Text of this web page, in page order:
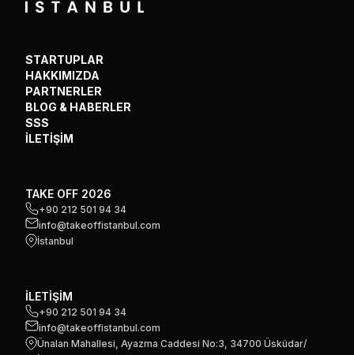
STARTUPLAR
HAKKIMIZDA
PARTNERLER
BLOG & HABERLER
SSS
İLETİŞİM
TAKE OFF 2026
+90 212 501 94 34
info@takeoffistanbul.com
İstanbul
İLETİŞİM
+90 212 501 94 34
info@takeoffistanbul.com
Ünalan Mahallesi, Ayazma Caddesi No:3, 34700 Üsküdar/